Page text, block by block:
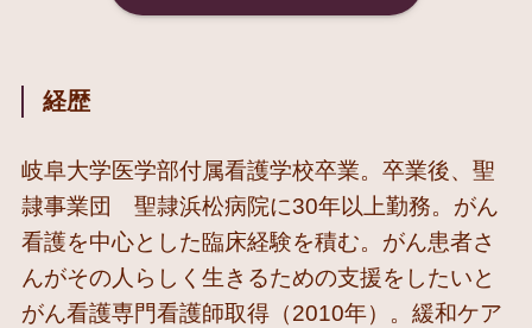
経歴
岐阜大学医学部付属看護学校卒業。卒業後、聖
隷事業団 聖隷浜松病院に30年以上勤務。がん
看護を中心とした臨床経験を積む。がん患者さ
んがその人らしく生きるための支援をしたいと
がん看護専門看護師取得（2010年）。緩和ケア